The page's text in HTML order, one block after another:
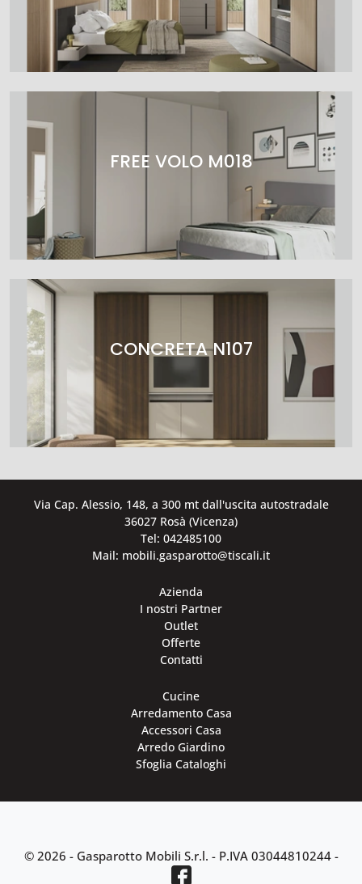
FREE VOLO M018
CONCRETA N107
Via Cap. Alessio, 148, a 300 mt dall'uscita autostradale
36027 Rosà (Vicenza)
Tel: 042485100
Mail: mobili.gasparotto@tiscali.it
Azienda
I nostri Partner
Outlet
Offerte
Contatti
Cucine
Arredamento Casa
Accessori Casa
Arredo Giardino
Sfoglia Cataloghi
© 2026 - Gasparotto Mobili S.r.l. - P.IVA 03044810244-